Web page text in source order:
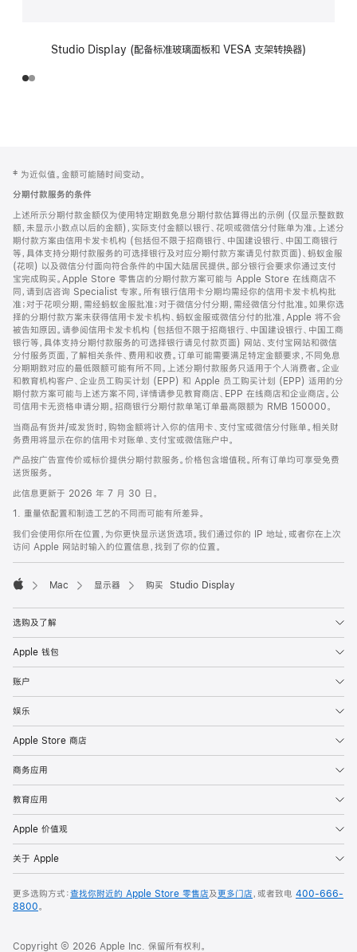
Studio Display (配备标准玻璃面板和 VESA 支架转换器)
页
页
脚
注
‡ 为近似值。金额可能随时间变动。
分期付款服务的条件
上述所示分期付款金额仅为使用特定期数免息分期付款估算得出的示例 (仅显示整数数
额，未显示小数点以后的金额)，实际支付金额以银行、花呗或微信分付账单为准。上述分
期付款方案由信用卡发卡机构 (包括但不限于招商银行、中国建设银行、中国工商银行
等，具体支持分期付款服务的可选择银行及对应分期付款方案请见付款页面)、蚂蚁金服
(花呗) 以及微信分付面向符合条件的中国大陆居民提供。部分银行会要求你通过支付
宝完成购买。Apple Store 零售店的分期付款方案可能与 Apple Store 在线商店不
同，请到店咨询 Specialist 专家。所有银行信用卡分期均需经你的信用卡发卡机构批
准；对于花呗分期，需经蚂蚁金服批准；对于微信分付分期，需经微信分付批准。如果你选
择的分期付款方案未获得信用卡发卡机构、蚂蚁金服或微信分付的批准，Apple 将不会
被告知原因。请参阅信用卡发卡机构 (包括但不限于招商银行、中国建设银行、中国工商
银行等，具体支持分期付款服务的可选择银行请见付款页面) 网站、支付宝网站和微信
分付服务页面，了解相关条件、费用和收费。订单可能需要满足特定金额要求，不同免息
分期期数对应的最低限额可能有所不同。上述分期付款服务只适用于个人消费者。企业
和教育机构客户、企业员工购买计划 (EPP) 和 Apple 员工购买计划 (EPP) 适用的分
期付款方案可能与上述方案不同，详情请参见教育商店、EPP 在线商店和企业商店。公
司信用卡无资格申请分期。招商银行分期付款单笔订单最高限额为 RMB 150000。
当商品有货并/或发货时，购物金额将计入你的信用卡、支付宝或微信分付账单。相关财
务费用将显示在你的信用卡对账单、支付宝或微信账户中。
产品按广告宣传价或标价提供分期付款服务。价格包含增值税。所有订单均可享受免费
送货服务。
此信息更新于 2026 年 7 月 30 日。
1. 重量依配置和制造工艺的不同而可能有所差异。
我们会使用你所在位置，为你更快显示送货选项。我们通过你的 IP 地址，或者你在上次
访问 Apple 网站时输入的位置信息，找到了你的位置。
Mac 显示器 购买 Studio Display
选购及了解
Apple 钱包
账户
娱乐
Apple Store 商店
商务应用
教育应用
Apple 价值观
关于 Apple
更多选购方式：查找你附近的 Apple Store 零售店及更多门店，或者致电 400-666-
8800。
Copyright © 2026 Apple Inc. 保留所有权利。